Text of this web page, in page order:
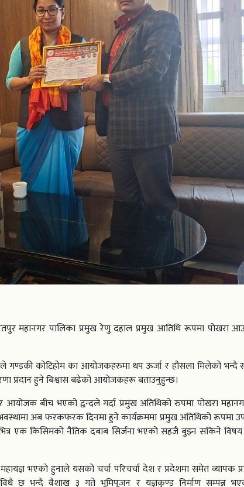
महानगर पालिका प्रमुख रेणु दहाल प्रमुख आतिथि रूपमा पोखरा
गण्डकी कोटिहोम का आयोजकहरुमा थप ऊर्जा र हौसला मिलेको भन्दै
प्रदान हुने बिश्वास बढेको आयोजकहरू बताउनुहुन्छ।
आयोजक बीच भएको द्वन्दले गर्दा प्रमुख अतिथिको रुपमा पोखरा
अब फरकफरक दिनमा हुने कार्यक्रममा प्रमुख अतिथिको रूपमा
एक किसिमको नैतिक दबाब सिर्जना भएको सहजै बुझ्न सकिने
भएको हुनाले यसको चर्चा परिचर्चा देश र प्रदेशमा समेत व्यापक
छ भन्दै वैशाख ३ गते भूमिपूजन र यज्ञकुण्ड निर्माण सम्पन्न